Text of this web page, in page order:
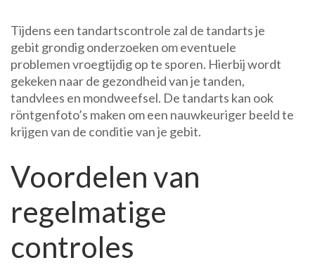
Tijdens een tandartscontrole zal de tandarts je
gebit grondig onderzoeken om eventuele
problemen vroegtijdig op te sporen. Hierbij wordt
gekeken naar de gezondheid van je tanden,
tandvlees en mondweefsel. De tandarts kan ook
röntgenfoto’s maken om een nauwkeuriger beeld te
krijgen van de conditie van je gebit.
Voordelen van
regelmatige
controles